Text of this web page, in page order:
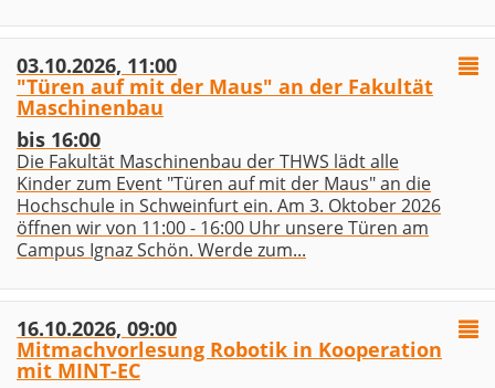
03.10.2026, 11:00
"Türen auf mit der Maus" an der Fakultät
Maschinenbau
bis 16:00
Die Fakultät Maschinenbau der THWS lädt alle
Kinder zum Event "Türen auf mit der Maus" an die
Hochschule in Schweinfurt ein. Am 3. Oktober 2026
öffnen wir von 11:00 - 16:00 Uhr unsere Türen am
Campus Ignaz Schön. Werde zum...
16.10.2026, 09:00
Mitmachvorlesung Robotik in Kooperation
mit MINT-EC